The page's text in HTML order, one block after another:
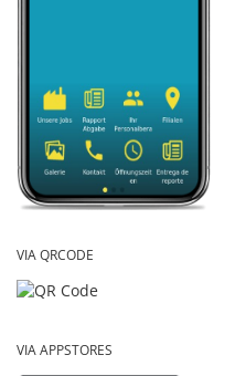
VIA QRCODE
VIA APPSTORES